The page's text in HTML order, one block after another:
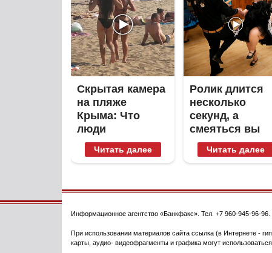
Скрытая камера
на пляже
Крыма: Что
люди
вытворяют,
когда их не
Читать далее
Ролик длится
несколько
секунд, а
смеяться вы
будете долго
Читать далее
Информационное агентство «Банкфакс» . Тел. +7 960-945-96-96
При использовании материалов сайта ссылка (в Интернете -
карты, аудио- видеофрагменты и графика могут